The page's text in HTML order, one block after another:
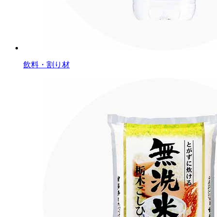
飲料・割り材